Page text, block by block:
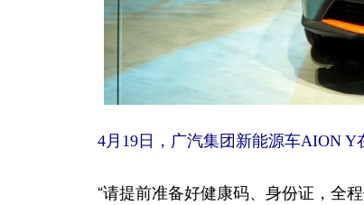
4月19日，广汽集团新能源车AION
“请提前准备好健康码、身份证，全